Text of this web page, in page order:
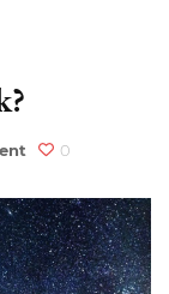
on
is
Spagyriek?
0